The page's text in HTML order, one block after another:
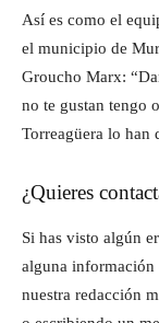
Así es como el
el municipio de
Groucho Marx:
no te gustan tengo
Torreagüera lo han
¿Quieres
Si has visto algún
alguna información
nuestra redacción